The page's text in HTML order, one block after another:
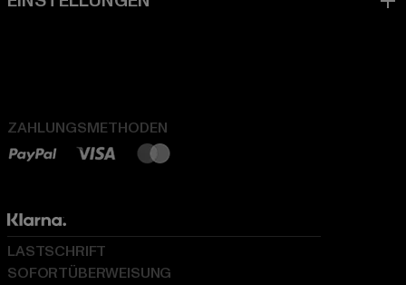
ZAHLUNGSMETHODEN
LASTSCHRIFT
SOFORTÜBERWEISUNG